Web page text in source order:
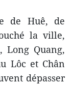
de Huê, de
la ville,
Long Quang,
Lôc et Chân
dépasser